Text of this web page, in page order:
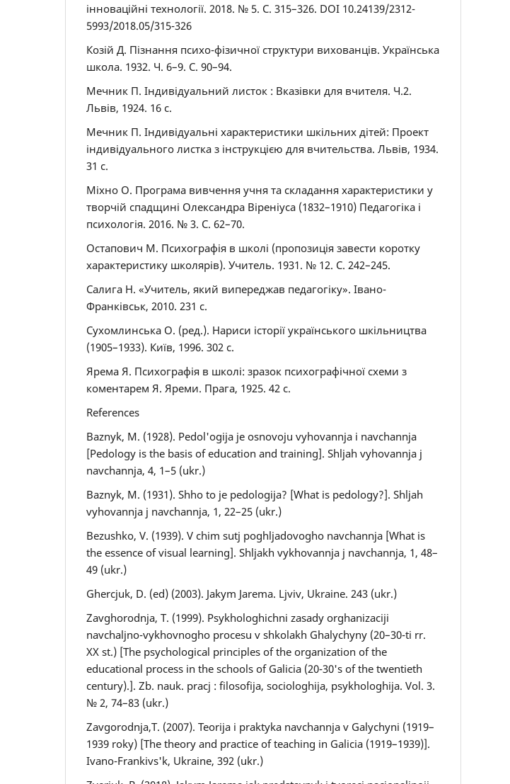
інноваційні технології. 2018. № 5. С. 315–326. DOI 10.24139/2312-
5993/2018.05/315-326
Козій Д. Пізнання психо-фізичної структури вихованців. Українська
школа. 1932. Ч. 6–9. С. 90–94.
Мечник П. Індивідуальний листок : Вказівки для вчителя. Ч.2.
Львів, 1924. 16 с.
Мечник П. Індивідуальні характеристики шкільних дітей: Проект
індивідуального листка з інструкцією для вчительства. Львів, 1934.
31 с.
Міхно О. Програма вивчення учня та складання характеристики у
творчій спадщині Олександра Віреніуса (1832–1910) Педагогіка і
психологія. 2016. № 3. С. 62–70.
Остапович М. Психографія в школі (пропозиція завести коротку
характеристику школярів). Учитель. 1931. № 12. С. 242–245.
Салига Н. «Учитель, який випереджав педагогіку». Івано-
Франківськ, 2010. 231 c.
Сухомлинська О. (ред.). Нариси історії українського шкільництва
(1905–1933). Київ, 1996. 302 с.
Ярема Я. Психографія в школі: зразок психографічної схеми з
коментарем Я. Яреми. Прага, 1925. 42 с.
References
Baznyk, M. (1928). Pedol'ogija je osnovoju vyhovannja i navchannja
[Pedology is the basis of education and training]. Shljah vyhovannja j
navchannja, 4, 1–5 (ukr.)
Baznyk, M. (1931). Shho to je pedologija? [What is pedology?]. Shljah
vyhovannja j navchannja, 1, 22–25 (ukr.)
Bezushko, V. (1939). V chim sutj poghljadovogho navchannja [What is
the essence of visual learning]. Shljakh vykhovannja j navchannja, 1, 48–
49 (ukr.)
Ghercjuk, D. (ed) (2003). Jakym Jarema. Ljviv, Ukraine. 243 (ukr.)
Zavghorodnja, T. (1999). Psykhologhichni zasady orghanizaciji
navchaljno-vykhovnogho procesu v shkolakh Ghalychyny (20–30-ti rr.
ХХ st.) [The psychological principles of the organization of the
educational process in the schools of Galicia (20-30's of the twentieth
century).]. Zb. nauk. pracj : filosofija, sociologhija, psykhologhija. Vol. 3.
№ 2, 74–83 (ukr.)
Zavgorodnja,T. (2007). Teorija i praktyka navchannja v Galychyni (1919–
1939 roky) [The theory and practice of teaching in Galicia (1919–1939)].
Ivano-Frankivs'k, Ukraine, 392 (ukr.)